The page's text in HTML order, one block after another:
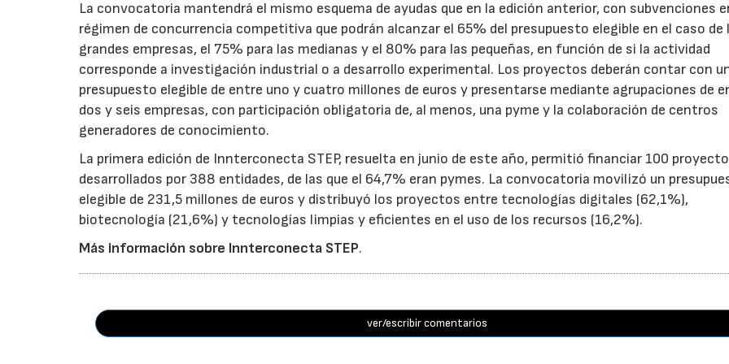
La convocatoria mantendrá el mismo esquema de ayudas que en la edición anterior, con subvenciones
régimen de concurrencia competitiva que podrán alcanzar el 65% del presupuesto elegible en el caso de
grandes empresas, el 75% para las medianas y el 80% para las pequeñas, en función de si la actividad
corresponde a investigación industrial o a desarrollo experimental. Los proyectos deberán contar con
presupuesto elegible de entre uno y cuatro millones de euros y presentarse mediante agrupaciones de
dos y seis empresas, con participación obligatoria de, al menos, una pyme y la colaboración de centros
generadores de conocimiento.
La primera edición de Innterconecta STEP, resuelta en junio de este año, permitió financiar 100
desarrollados por 388 entidades, de las que el 64,7% eran pymes. La convocatoria movilizó un
elegible de 231,5 millones de euros y distribuyó los proyectos entre tecnologías digitales (62,1%),
biotecnología (21,6%) y tecnologías limpias y eficientes en el uso de los recursos (16,2%).
Más información sobre Innterconecta STEP.
ver/escribir comentarios